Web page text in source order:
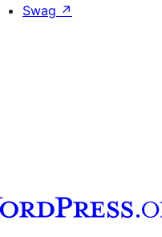
Swag ↗